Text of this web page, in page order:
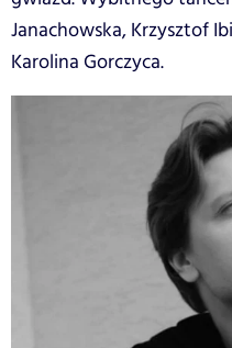
Janachowska, Krzysztof
Karolina Gorczyca.